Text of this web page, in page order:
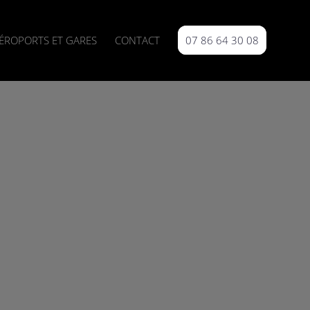
ET GARES CONTACT 07 86 64 30 08